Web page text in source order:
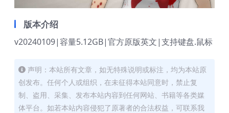
版本介绍
v20240109|容量5.12GB|官方原版英文|支持键盘.鼠标
声明：本站所有文章，如无特殊说明或标注，均为本站原
创发布。任何个人或组织，在未征得本站同意时，禁止复
制、盗用、采集、发布本站内容到任何网站、书籍等各类媒
体平台。如若本站内容侵犯了原著者的合法权益，可联系我